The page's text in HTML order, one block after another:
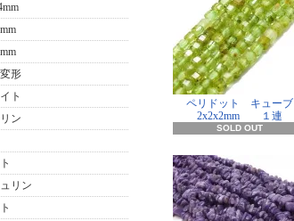
形
ト
ン
リン
ペリドット キューブ
2x2x2mm １連
SOLD OUT